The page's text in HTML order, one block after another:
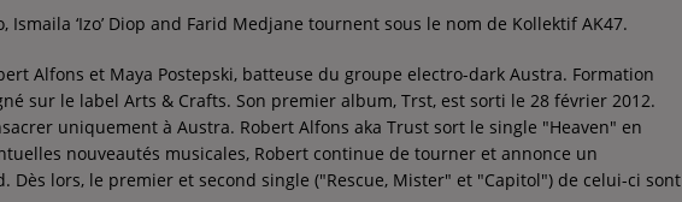
Ismaila ‘Izo’ Diop and Farid Medjane tournent sous le nom de Kollektif AK47.
Alfons et Maya Postepski, batteuse du groupe electro-dark Austra. Formation
sur le label Arts & Crafts. Son premier album, Trst, est sorti le 28 février 2012.
uniquement à Austra. Robert Alfons aka Trust sort le single "Heaven" en
nouveautés musicales, Robert continue de tourner et annonce un
Dès lors, le premier et second single ("Rescue, Mister" et "Capitol") de celui-ci sont